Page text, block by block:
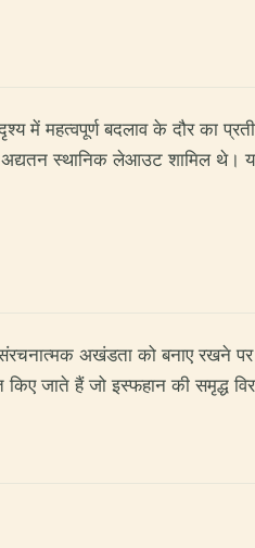
में महत्वपूर्ण बदलाव के दौर का
अद्यतन स्थानिक लेआउट शामिल
संरचनात्मक अखंडता को बनाए
जाते हैं जो इस्फहान की समृद्ध